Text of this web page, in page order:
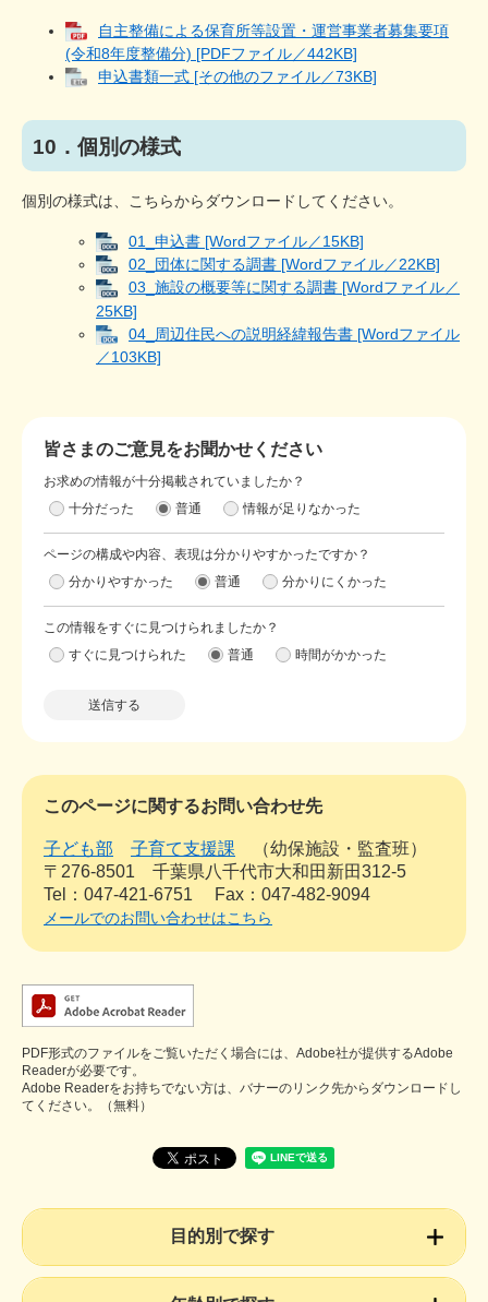
自主整備による保育所等設置・運営事業者募集要項
(令和8年度整備分) [PDFファイル／442KB]
申込書類一式 [その他のファイル／73KB]
10．個別の様式
個別の様式は、こちらからダウンロードしてください。
01_申込書 [Wordファイル／15KB]
02_団体に関する調書 [Wordファイル／22KB]
03_施設の概要等に関する調書 [Wordファイル／
25KB]
04_周辺住民への説明経緯報告書 [Wordファイル
／103KB]
皆さまのご意見をお聞かせください
お求めの情報が十分掲載されていましたか？
十分だった
普通 情報が足りなかった
ページの構成や内容、表現は分かりやすかったですか？
分かりやすかった
普通 分かりにくかった
この情報をすぐに見つけられましたか？
すぐに見つけられた
普通 時間がかかった
このページに関するお問い合わせ先
子ども部 子育て支援課
幼保施設・監査班
〒276-8501
千葉県八千代市大和田新田312-5
Tel：047-421-6751
Fax：047-482-9094
メールでのお問い合わせはこちら
PDF形式のファイルをご覧いただく場合には、Adobe社が提供するAdobe
Readerが必要です。
Adobe Readerをお持ちでない方は、バナーのリンク先からダウンロードし
てください。（無料）
目的別で探す